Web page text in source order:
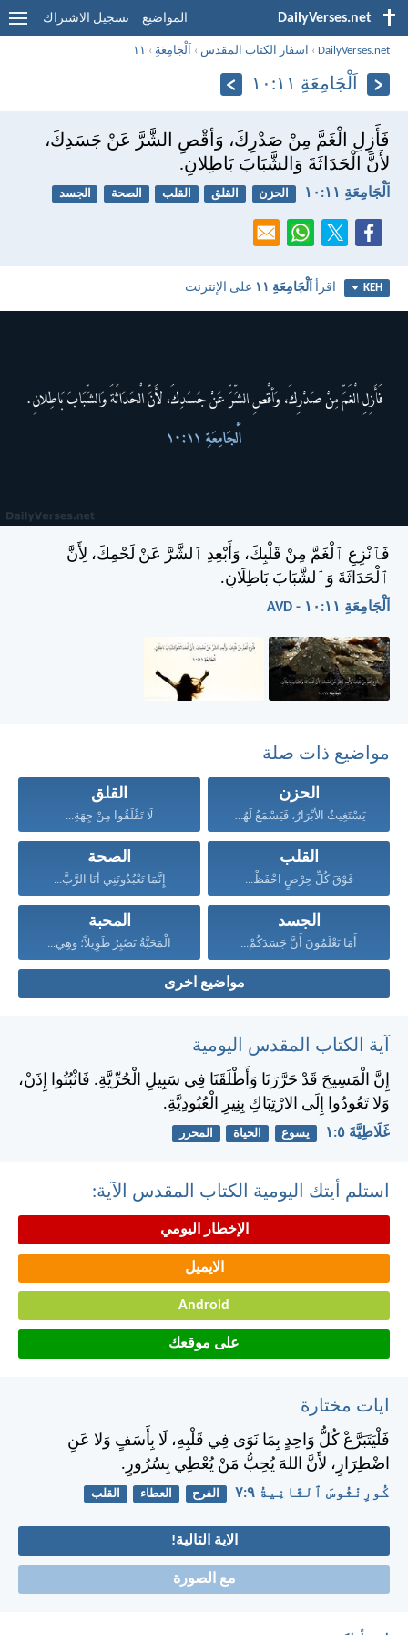
DailyVerses.net المواضيع تسجيل الاشتراك
DailyVerses.net
› اسفار الكتاب المقدس › اَلْجَامِعَةِ › ١١
اَلْجَامِعَةِ ١١:‏١٠
فَأَزِلِ الْغَمَّ مِنْ صَدْرِكَ، وَأقْصِ الشَّرَّ عَنْ جَسَدِكَ،
لأَنَّ الْحَدَاثَةَ وَالشَّبَابَ بَاطِلانِ.
اَلْجَامِعَةِ ١١:‏١٠ الحزن القلق القلب الصحة الجسد
KEH اقرأاَلْجَامِعَةِ ١١ على الإنترنت
فَٱنْزِعِ ٱلْغَمَّ مِنْ قَلْبِكَ، وَأَبْعِدِ ٱلشَّرَّ عَنْ لَحْمِكَ، لِأَنَّ
ٱلْحَدَاثَةَ وَٱلشَّبَابَ بَاطِلَانِ.
اَلْجَامِعَةِ ١١:‏١٠ - AVD
مواضيع ذات صلة
الحزن
يَسْتَغِيثُ الأَبْرَارُ، فَيَسْمَعُ لَهُمُ...
القلق
لَا تَقْلَقُوا مِنْ جِهَةِ...
القلب
فَوْقَ كُلِّ حِرْصٍ احْفَظْ...
الصحة
إِنَّمَا تَعْبُدُونَنِي أَنَا الرَّبَّ...
الجسد
أَمَا تَعْلَمُونَ أَنَّ جَسَدَكُمْ...
المحبة
الْمَحَبَّةُ تَصْبِرُ طَوِيلاً؛ وَهِيَ...
مواضيع اخرى
آية الكتاب المقدس اليومية
إِنَّ الْمَسِيحَ قَدْ حَرَّرَنَا وَأَطْلَقَنَا فِي سَبِيلِ الْحُرِّيَّةِ. فَاثْبُتُوا إِذَنْ،
وَلا تَعُودُوا إِلَى الارْتِبَاكِ بِنِيرِ الْعُبُودِيَّةِ.
غَلَاطِيَّةَ ٥:‏١ يسوع الحياة المحرر
استلم أيتك اليومية الكتاب المقدس الآية:
الإخطار اليومي
الايميل
Android
على موقعك
ايات مختارة
فَلْيَتَبَرَّعْ كُلُّ وَاحِدٍ بِمَا نَوَى فِي قَلْبِهِ، لَا بِأَسَفٍ وَلا عَنِ
اضْطِرَارٍ، لأَنَّ اللهَ يُحِبُّ مَنْ يُعْطِي بِسُرُورٍ.
كُورِنْثُوسَ ٱلثَّانِيةُ ٩:‏٧ الفرح العطاء القلب
الاية التالية!
مع الصورة